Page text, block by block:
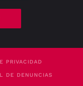
PRIVACIDAD
DE DENUNCIAS